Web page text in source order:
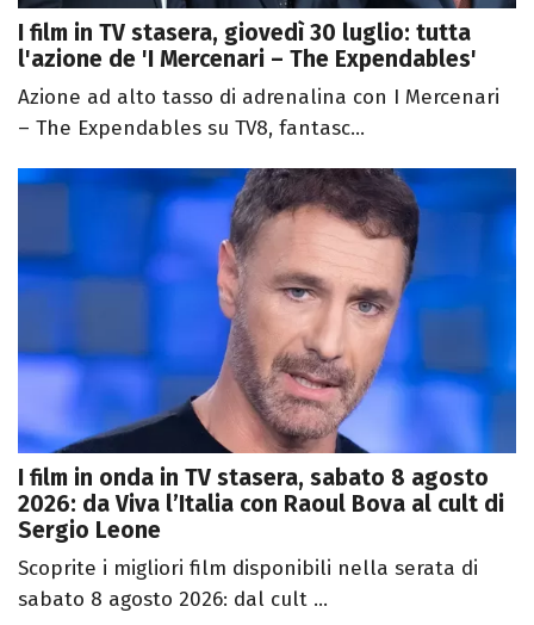
I film in TV stasera, giovedì 30 luglio: tutta
l'azione de 'I Mercenari – The Expendables'
Azione ad alto tasso di adrenalina con I Mercenari
– The Expendables su TV8, fantasc...
I film in onda in TV stasera, sabato 8 agosto
2026: da Viva l’Italia con Raoul Bova al cult di
Sergio Leone
Scoprite i migliori film disponibili nella serata di
sabato 8 agosto 2026: dal cult ...